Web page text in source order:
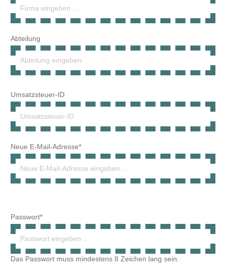
Umsatzsteuer-ID
Passwort*
Das Passwort muss mindestens 8 Zeichen lang sein.
Ihre Adresse